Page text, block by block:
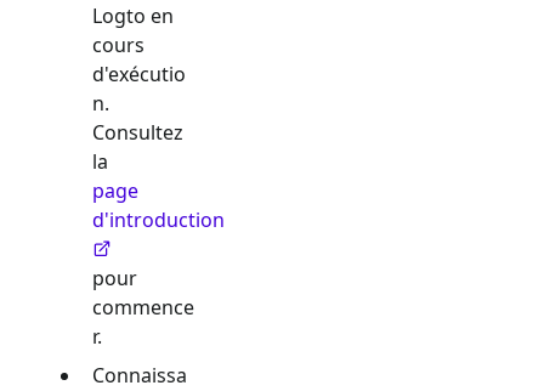
Logto en
cours
d'exécutio
n.
Consultez
la
page
d'introduction
pour
commence
r.
Connaissa